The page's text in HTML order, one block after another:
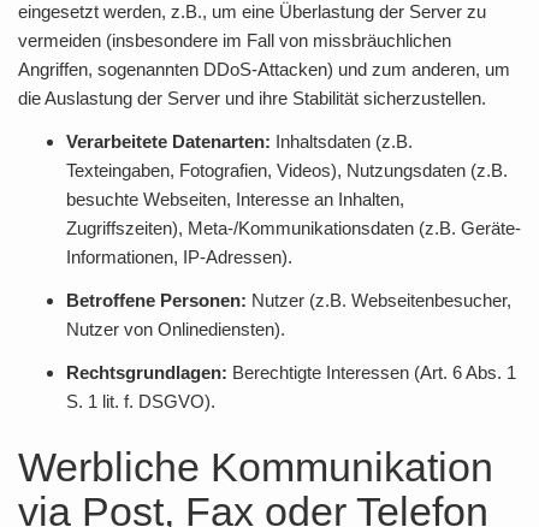
eingesetzt werden, z.B., um eine Überlastung der Server zu
vermeiden (insbesondere im Fall von missbräuchlichen
Angriffen, sogenannten DDoS-Attacken) und zum anderen, um
die Auslastung der Server und ihre Stabilität sicherzustellen.
Verarbeitete Datenarten: Inhaltsdaten (z.B.
Texteingaben, Fotografien, Videos), Nutzungsdaten (z.B.
besuchte Webseiten, Interesse an Inhalten,
Zugriffszeiten), Meta-/Kommunikationsdaten (z.B. Geräte-
Informationen, IP-Adressen).
Betroffene Personen: Nutzer (z.B. Webseitenbesucher,
Nutzer von Onlinediensten).
Rechtsgrundlagen: Berechtigte Interessen (Art. 6 Abs. 1
S. 1 lit. f. DSGVO).
Werbliche Kommunikation
via Post, Fax oder Telefon